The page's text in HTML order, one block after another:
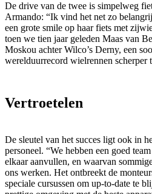
De drive van de twee is simpelweg
Armando: “Ik vind het net zo
een grote smile op haar fiets met
toen we tien jaar geleden Maas van
Moskou achter Wilco’s Derny, een
werelduurrecord wielrennen scherper
Vertroetelen
De sleutel van het succes ligt ook in
personeel. “We hebben een goed
elkaar aanvullen, en waarvan
ons werken. Het ontbreekt de
speciale cursussen om up-to-date te